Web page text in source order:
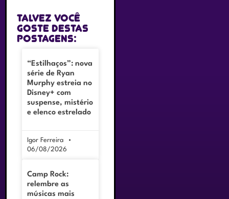
Talvez você
goste destas
postagens:
“Estilhaços”: nova
série de Ryan
Murphy estreia no
Disney+ com
suspense, mistério
e elenco estrelado
Igor Ferreira
06/08/2026
Camp Rock:
relembre as
músicas mais